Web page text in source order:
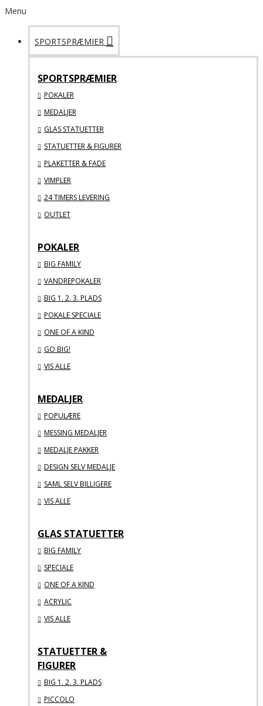
Menu
SPORTSPRÆMIER
SPORTSPRÆMIER
POKALER
MEDALJER
GLAS STATUETTER
STATUETTER & FIGURER
PLAKETTER & FADE
VIMPLER
24 TIMERS LEVERING
OUTLET
POKALER
BIG FAMILY
VANDREPOKALER
BIG 1. 2. 3. PLADS
POKALE SPECIALE
ONE OF A KIND
GO BIG!
VIS ALLE
MEDALJER
POPULÆRE
MESSING MEDALJER
MEDALJE PAKKER
DESIGN SELV MEDALJE
SAML SELV BILLIGERE
VIS ALLE
GLAS STATUETTER
BIG FAMILY
SPECIALE
ONE OF A KIND
ACRYLIC
VIS ALLE
STATUETTER &
FIGURER
BIG 1. 2. 3. PLADS
PICCOLO